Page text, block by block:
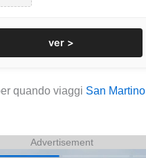
ver >
quando viaggi San Martino
Advertisement